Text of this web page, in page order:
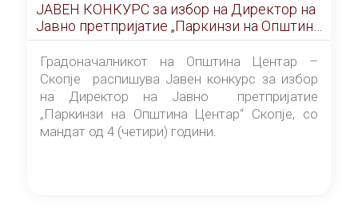
ЈАВЕН КОНКУРС за избор на Директор на
Јавно претпријатие „Паркинзи на Општина
Центар“ – Скопје
Градоначалникот на Општина Центар –
Скопје распишува Јавен конкурс за избор
на Директор на Јавно претпријатие
„Паркинзи на Општина Центар“ Скопје, со
мандат од 4 (четири) години.